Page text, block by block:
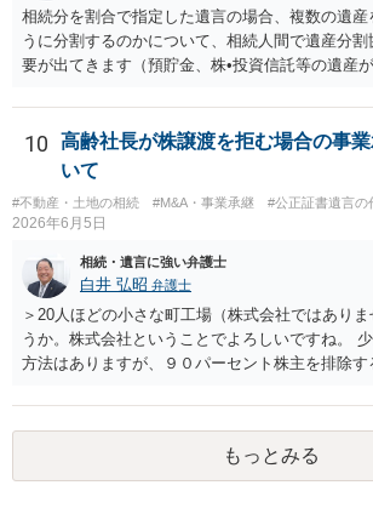
があるとしても直ちに内容を開示しないこともあ
遺言が作成済みである場合でも、生前にその存
るかは、基本的には遺言者本人の意思による問
無・内容について説明してよい」旨を明確に伝
写しを添付して、期限を区切って書面で回答を
ます。それでも回答がない場合には、母親本人
による不当な関与の有無も含めて、別の弁護士に
任状、母親の発言内容、弁護士との連絡履歴、兄
示して相談した方がよいように思います。
相続分を割合で指定した遺言の場合、複数の遺産
うに分割するのかについて、相続人間で遺産分
要が出てきます（預貯金、株•投資信託等の遺産
投資信託は他の相続人にというような分け方を
は、相続人間で遺産分割協議により決める必要
10
高齢社長が株譲渡を拒む場合の事
いて
#不動産・土地の相続 #M&A・事業承継 #公正証書遺言の
2026年6月5日
相続・遺言に強い弁護士
白井 弘昭 弁護士
＞20人ほどの小さな町工場（株式会社ではあり
うか。株式会社ということでよろしいですね。
方法はありますが、９０パーセント株主を排除
るか、家族を説得して承継させるかしかないで
がいれば、全員で会社を辞めて新たな会社を立
れます。 それか、しばらく我慢して、社長が没
継させるしかないように思えます。 私見ながら
もっとみる